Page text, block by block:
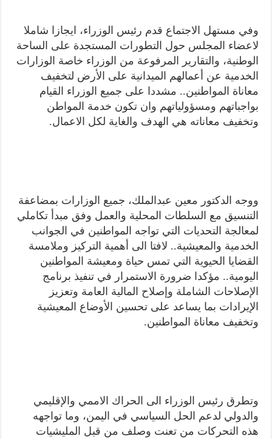
وفي مستهل الاجتماع قدم رئيس الوزراء، ايجازا شاملا
لاعضاء المجلس حول التطورات المستجدة على الساحة
الوطنية، والتقارير المرفوعة من الوزراء خاصة الوزارات
الخدمية عن أعمالهم الميدانية على الأرض لتخفيف
معاناة المواطنين.. مشددا على جميع الوزراء القيام
بواجباتهم ومسؤولياتهم وان تكون خدمة المواطن
وتخفيف معاناته هي الهدف والغاية لكل الاعمال.
ووجه الدكتور معين عبدالملك، جميع الوزارات بمضاعفة
التنسيق مع السلطات المحلية والعمل وفق مبدأ تكاملي
لمعالجة التحديات التي تواجه المواطنين في الجوانب
الخدمية والمعيشية.. لافتا الى أهمية التركيز وملامسة
القضايا الحيوية التي تمس حياة ومعيشة المواطنين
اليومية.. مؤكدا ضرورة الاستمرار في تنفيذ برنامج
الإصلاحات الشاملة وإصلاح المالية العامة وتعزيز
الإيرادات بما يساعد على تحسين الأوضاع المعيشية
وتخفيف معاناة المواطنين.
وتطرق رئيس الوزراء الى الحراك الاممي والإقليمي
والدولي لدعم الحل السياسي في اليمن، وما تواجهه
هذه التحركات من تعنت وصلف من قبل المليشيات